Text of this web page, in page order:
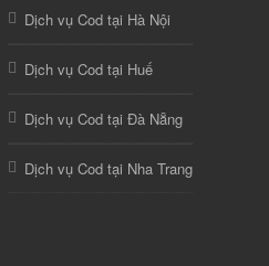
Dịch vụ Cod tại Hà Nội
Dịch vụ Cod tại Huế
Dịch vụ Cod tại Đà Nẵng
Dịch vụ Cod tại Nha Trang